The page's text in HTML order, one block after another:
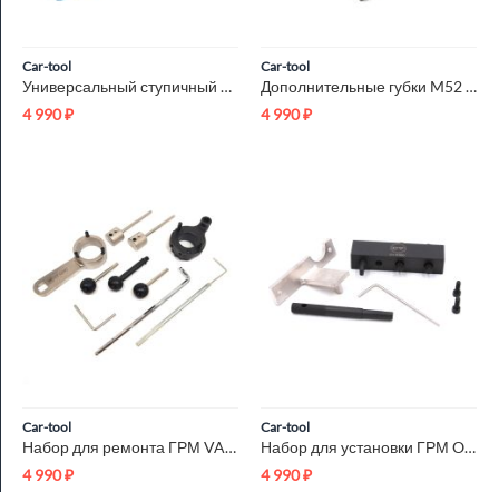
Car-tool
Универсальный ступичный съемник Car-Tool CT-4120
4 990₽
Car-tool
Дополнительные губки M52 X P1.5 для корректора резьбы Car-To...
4 990₽
Car-tool
Набор для ремонта ГРМ VAG 1.6 - 2.0 TDI CR Car-Tool CT-G052
4 990₽
Car-tool
Набор для установки ГРМ OPEL 1.6 CDi Car-Tool CT-E060
4 990₽